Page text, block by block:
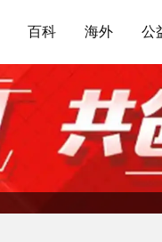
百科 海外 公